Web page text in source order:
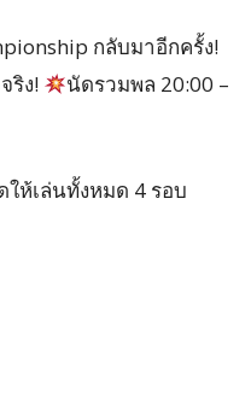
กลับมาอีกครั้ง!
ริง!
นัดรวมพล 20:00 –
ห้เล่นทั้งหมด 4 รอบ